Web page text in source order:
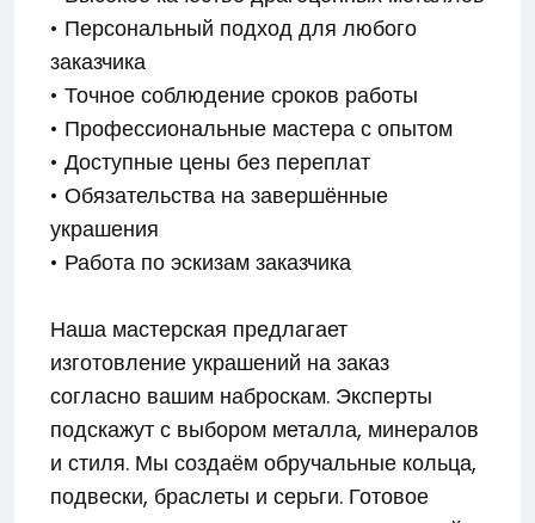
• Персональный подход для любого
заказчика
• Точное соблюдение сроков работы
• Профессиональные мастера с опытом
• Доступные цены без переплат
• Обязательства на завершённые
украшения
• Работа по эскизам заказчика
Наша мастерская предлагает
изготовление украшений на заказ
согласно вашим наброскам. Эксперты
подскажут с выбором металла, минералов
и стиля. Мы создаём обручальные кольца,
подвески, браслеты и серьги. Готовое